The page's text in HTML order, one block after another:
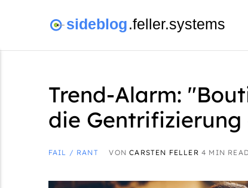
Trend-Alarm:
die Gentrifizierung
FAIL / RANT VONCARSTEN FELLER 4 MIN